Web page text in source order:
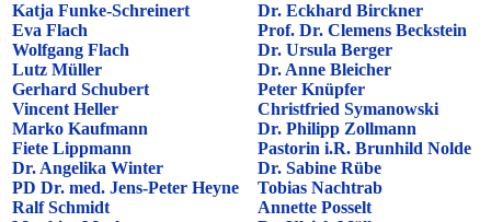
Katja Funke-Schreinert
Eva Flach
Wolfgang Flach
Lutz Müller
Gerhard Schubert
Vincent Heller
Marko Kaufmann
Fiete Lippmann
Dr. Angelika Winter
PD Dr. med. Jens-Peter Heyne
Ralf Schmidt
Dr. Eckhard Birckner
Prof. Dr. Clemens Beckstein
Dr. Ursula Berger
Dr. Anne Bleicher
Peter Knüpfer
Christfried Symanowski
Dr. Philipp Zollmann
Pastorin i.R. Brunhild Nolde
Dr. Sabine Rübe
Tobias Nachtrab
Annette Posselt